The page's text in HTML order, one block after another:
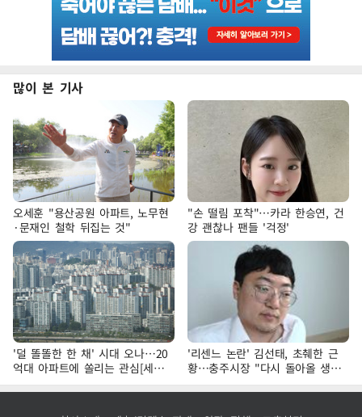
많이 본 기사
오세훈 "용산공원 아파트, 노무현
·문재인 철학 뒤집는 것"
"손 떨림 포착"…카라 한승연, 건
강 괜찮나 팬들 '걱정'
'덜 똘똘한 한 채' 시대 오나…20
억대 아파트에 쏠리는 관심[세제
개편, 그 이후②]
'리센느 논란' 김선태, 초췌한 근
황…충주시장 "다시 돌아올 생
각?"